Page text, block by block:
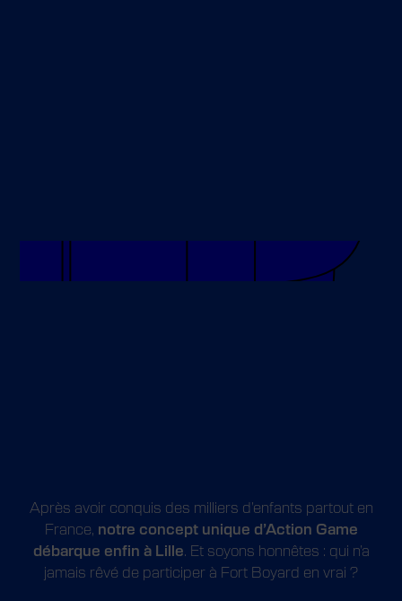
Après avoir conquis des milliers d’enfants partout en
France, notre concept unique d’Action Game
débarque enfin à Lille. Et soyons honnêtes : qui n’a
jamais rêvé de participer à Fort Boyard en vrai ?